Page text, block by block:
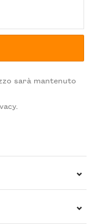
sarà mantenuto